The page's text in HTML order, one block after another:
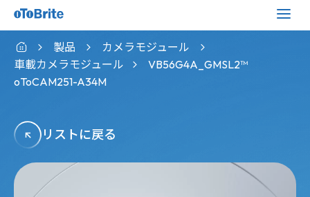
製品
カメラモジュール
車載カメラモジュール
VB56G4A_GMSL2™
oToCAM251-A34M
リストに戻る